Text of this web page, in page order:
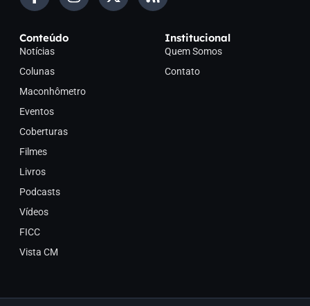
Conteúdo
Notícias
Colunas
Maconhômetro
Eventos
Coberturas
Filmes
Livros
Podcasts
Vídeos
FICC
Vista CM
Institucional
Quem Somos
Contato